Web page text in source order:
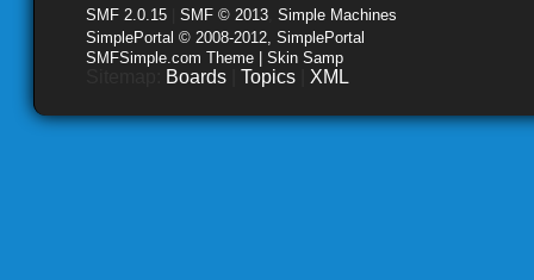
SMF 2.0.15 SMF © 2013 Simple Machines
SimplePortal © 2008-2012, SimplePortal
SMFSimple.com Theme | Skin Samp
Boards Topics XML